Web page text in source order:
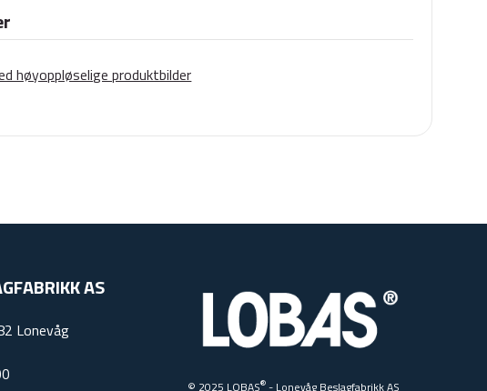
høyoppløselige produktbilder
AS
Lonevåg
© 2025 LOBAS®- Lonevåg Beslagfabrikk AS